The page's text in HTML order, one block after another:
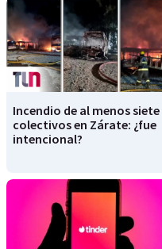
Incendio de al menos siete
colectivos en Zárate: ¿fue
intencional?